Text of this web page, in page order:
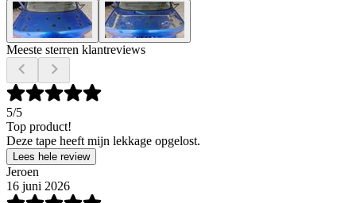
Meeste sterren klantreviews
5/5
Top product!
Deze tape heeft mijn lekkage opgelost.
Lees hele review
Jeroen
16 juni 2026